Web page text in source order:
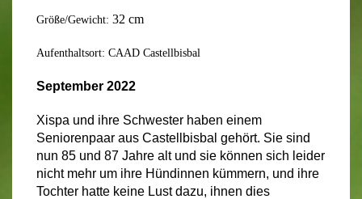
Größe/Gewicht: 32 cm
Aufenthaltsort: CAAD Castellbisbal
September 2022
Xispa und ihre Schwester haben einem
Seniorenpaar aus Castellbisbal gehört. Sie sind
nun 85 und 87 Jahre alt und sie können sich leider
nicht mehr um ihre Hündinnen kümmern, und ihre
Tochter hatte keine Lust dazu, ihnen dies